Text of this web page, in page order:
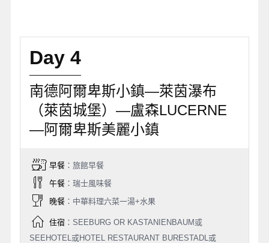
Day 4
南德阿爾卑斯小鎮—萊茵瀑布
（萊茵城堡）—盧森LUCERNE
—阿爾卑斯美麗小鎮
早餐：旅館早餐
午餐：瑞士風味餐
晚餐：中華料理六菜一湯+水果
住宿：SEEBURG OR KASTANIENBAUM或
SEEHOTEL或HOTEL RESTAURANT BURESTADL或